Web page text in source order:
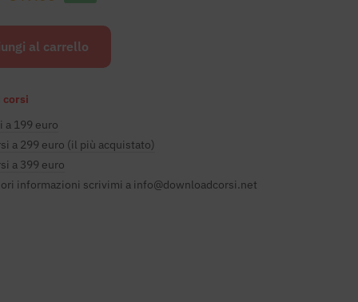
originale
era:
attuale
è:
al carrello
corsi
a 199 euro
a 299 euro (il più acquistato)
a 399 euro
informazioni scrivimi a info@downloadcorsi.net